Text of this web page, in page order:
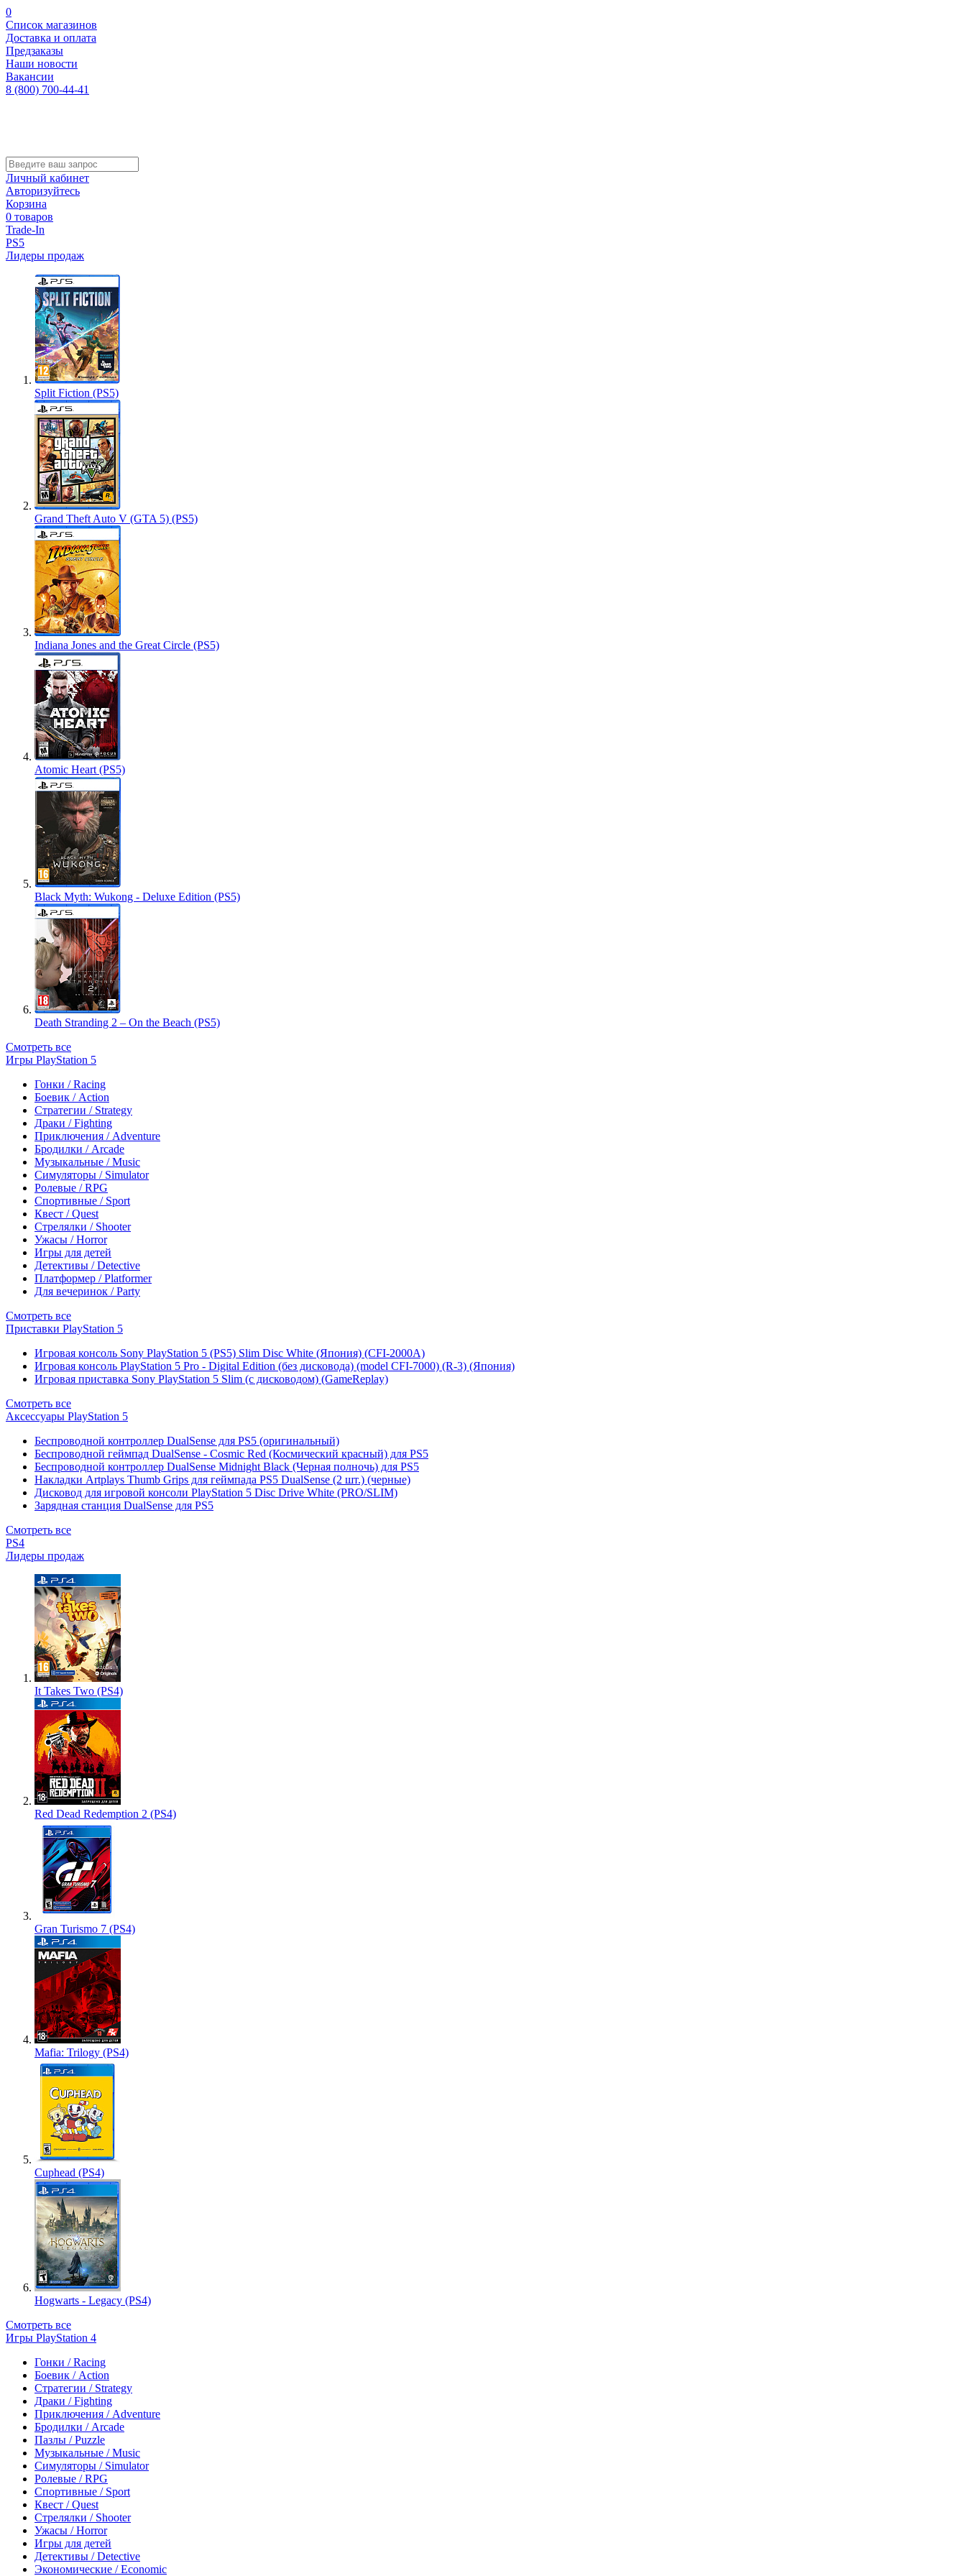
0
Список магазинов
Доставка и оплата
Предзаказы
Наши новости
Вакансии
8 (800) 700-44-41
Личный кабинет
Авторизуйтесь
Корзина
0 товаров
Trade-In
PS5
Лидеры продаж
Split Fiction (PS5)
Grand Theft Auto V (GTA 5) (PS5)
Indiana Jones and the Great Circle (PS5)
Atomic Heart (PS5)
Black Myth: Wukong - Deluxe Edition (PS5)
Death Stranding 2 – On the Beach (PS5)
Смотреть все
Игры PlayStation 5
Гонки / Racing
Боевик / Action
Стратегии / Strategy
Драки / Fighting
Приключения / Adventure
Бродилки / Arcade
Музыкальные / Music
Симуляторы / Simulator
Ролевые / RPG
Спортивные / Sport
Квест / Quest
Стрелялки / Shooter
Ужасы / Horror
Игры для детей
Детективы / Detective
Платформер / Platformer
Для вечеринок / Party
Смотреть все
Приставки PlayStation 5
Игровая консоль Sony PlayStation 5 (PS5) Slim Disc White (Япония) (CFI-2000A)
Игровая консоль PlayStation 5 Pro - Digital Edition (без дисковода) (model CFI-7000) (R-3) (Япония)
Игровая приставка Sony PlayStation 5 Slim (с дисководом) (GameReplay)
Смотреть все
Аксессуары PlayStation 5
Беспроводной контроллер DualSense для PS5 (оригинальный)
Беспроводной геймпад DualSense - Cosmic Red (Космический красный) для PS5
Беспроводной контроллер DualSense Midnight Black (Черная полночь) для PS5
Накладки Artplays Thumb Grips для геймпада PS5 DualSense (2 шт.) (черные)
Дисковод для игровой консоли PlayStation 5 Disc Drive White (PRO/SLIM)
Зарядная станция DualSense для PS5
Смотреть все
PS4
Лидеры продаж
It Takes Two (PS4)
Red Dead Redemption 2 (PS4)
Gran Turismo 7 (PS4)
Mafia: Trilogy (PS4)
Cuphead (PS4)
Hogwarts - Legacy (PS4)
Смотреть все
Игры PlayStation 4
Гонки / Racing
Боевик / Action
Стратегии / Strategy
Драки / Fighting
Приключения / Adventure
Бродилки / Arcade
Пазлы / Puzzle
Музыкальные / Music
Симуляторы / Simulator
Ролевые / RPG
Спортивные / Sport
Квест / Quest
Стрелялки / Shooter
Ужасы / Horror
Игры для детей
Детективы / Detective
Экономические / Economic